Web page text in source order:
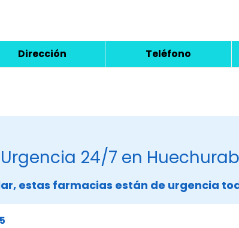
Dirección Teléfono
24/7 en
estas farmacias están de urgencia